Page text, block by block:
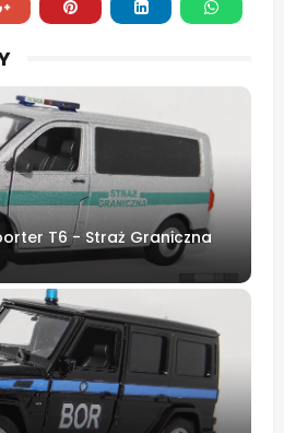
T6 - Straż Graniczna